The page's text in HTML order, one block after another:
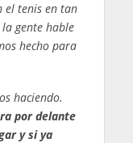
el tenis en tan
gente hable
hecho para
haciendo.
por delante
y si ya